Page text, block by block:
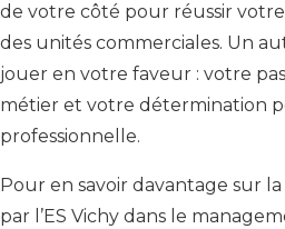
de votre côté pour réussir
des unités commerciales. Un
jouer en votre faveur : votre
métier et votre détermination
professionnelle.
Pour en savoir davantage sur
par l’ES Vichy dans le